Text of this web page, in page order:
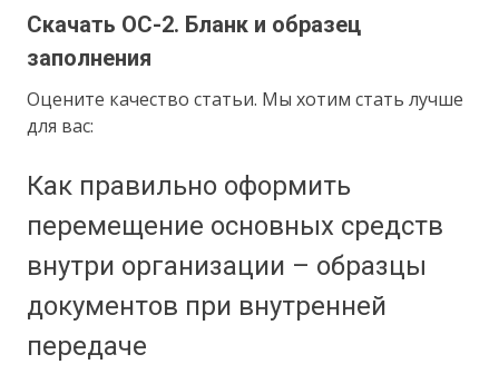
Скачать ОС-2. Бланк и образец
заполнения
Оцените качество статьи. Мы хотим стать лучше
для вас:
Как правильно оформить
перемещение основных средств
внутри организации – образцы
документов при внутренней
передаче